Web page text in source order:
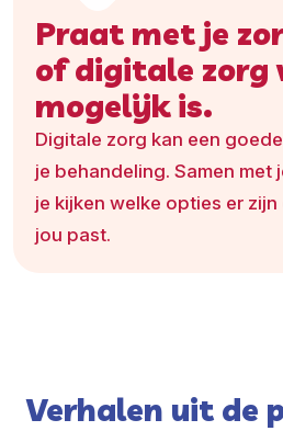
Praat met je
of digitale zorg
mogelijk is.
Digitale zorg kan een
je behandeling. Samen met
je kijken welke opties er
jou past.
Verhalen uit de